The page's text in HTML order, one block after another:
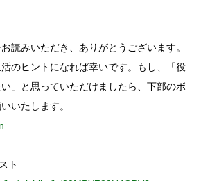
読みいただき、ありがとうございます。
のヒントになれば幸いです。もし、「役
」と思っていただけましたら、下部のボ
いたします。
ト